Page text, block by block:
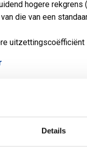
Details
hogere rekgrens
die van een
uitzettingscoëfficiënt
Specificaties